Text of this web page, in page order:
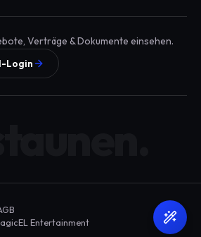
Verträge & Dokumente einsehen.
Login
Entertainment